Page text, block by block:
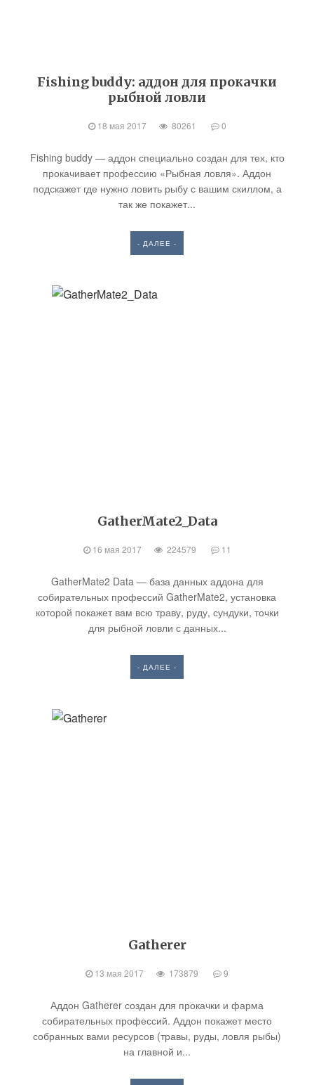
Fishing buddy: аддон для прокачки
рыбной ловли
18 мая 2017 80261 0
Fishing buddy — аддон специально создан для тех, кто
прокачивает профессию «Рыбная ловля». Аддон
подскажет где нужно ловить рыбу с вашим скиллом, а
так же покажет...
- ДАЛЕЕ -
GatherMate2_Data
16 мая 2017 224579 11
GatherMate2 Data — база данных аддона для
собирательных профессий GatherMate2, установка
которой покажет вам всю траву, руду, сундуки, точки
для рыбной ловли с данных...
- ДАЛЕЕ -
Gatherer
13 мая 2017 173879 9
Аддон Gatherer создан для прокачки и фарма
собирательных профессий. Аддон покажет место
собранных вами ресурсов (травы, руды, ловля рыбы)
на главной и...